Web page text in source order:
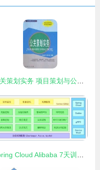
公关策划实务 项目策划与公关服务的深度融合之道
Spring Cloud Alibaba 7天训练营 第五天——服务熔断与限流在项目策划中的应用